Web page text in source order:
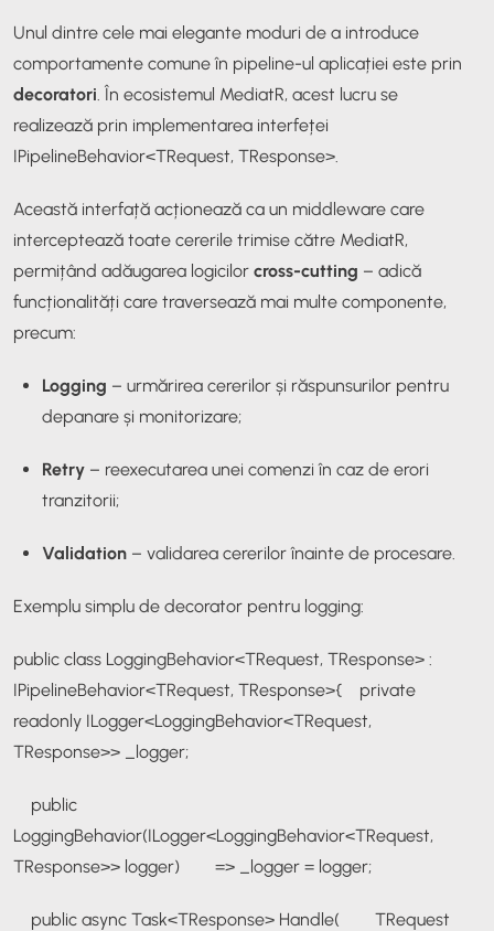
Unul dintre cele mai elegante moduri de a introduce
comportamente comune în pipeline-ul aplicației este prin
decoratori . În ecosistemul MediatR, acest lucru se
realizează prin implementarea interfeței
IPipelineBehavior<TRequest, TResponse>
Această interfață acționează ca un middleware care
interceptează toate cererile trimise către MediatR,
permițând adăugarea logicilor cross-cutting – adică
funcționalități care traversează mai multe componente,
precum:
Logging – urmărirea cererilor și răspunsurilor pentru
depanare și monitorizare;
Retry– reexecutarea unei comenzi în caz de erori
tranzitorii;
Validation– validarea cererilor înainte de procesare.
Exemplu simplu de decorator pentru logging:
public class LoggingBehavior<TRequest, TResponse> :
IPipelineBehavior<TRequest, TResponse>{ private
readonly ILogger<LoggingBehavior<TRequest,
TResponse>> _logger;
public
LoggingBehavior(ILogger<LoggingBehavior<TRequest,
TResponse>> logger) => _logger = logger;
public async Task<TResponse> Handle( TRequest